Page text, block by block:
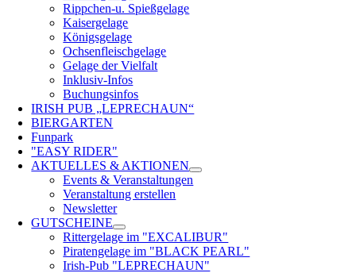
Rippchen-u. Spießgelage
Kaisergelage
Königsgelage
Ochsenfleischgelage
Gelage der Vielfalt
Inklusiv-Infos
Buchungsinfos
IRISH PUB „LEPRECHAUN“
BIERGARTEN
Funpark
"EASY RIDER"
AKTUELLES & AKTIONEN
Events & Veranstaltungen
Veranstaltung erstellen
Newsletter
GUTSCHEINE
Rittergelage im "EXCALIBUR"
Piratengelage im "BLACK PEARL"
Irish-Pub "LEPRECHAUN"